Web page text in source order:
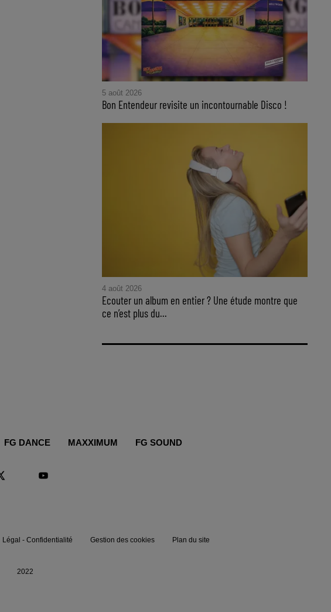
5 août 2026
Bon Entendeur revisite un incontournable Disco !
4 août 2026
Ecouter un album en entier ? Une étude montre que
ce n’est plus du...
FG DANCE MAXXIMUM FG SOUND
Légal - Confidentialité Gestion des cookies Plan du site
2022